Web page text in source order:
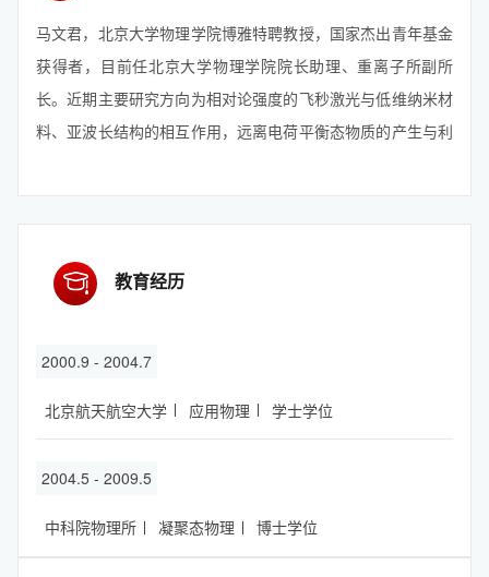
马文君，北京大学物理学院博雅特聘教授，国家杰出青年基金
获得者，目前任北京大学物理学院院长助理、重离子所副所
长。近期主要研究方向为相对论强度的飞秒激光与低维纳米材
料、亚波长结构的相互作用，远离电荷平衡态物质的产生与利
速能量记录，将激光驱动的飞秒X射线脉冲的产额提高了两个
数量级。在基础研究之外，还致力于激光加速器关键技术的攻
关、脉冲粒子束流与物质...
教育经历
2000.9 - 2004.7
北京航天航空大学 应用物理 学士学位
2004.5 - 2009.5
中科院物理所 凝聚态物理 博士学位